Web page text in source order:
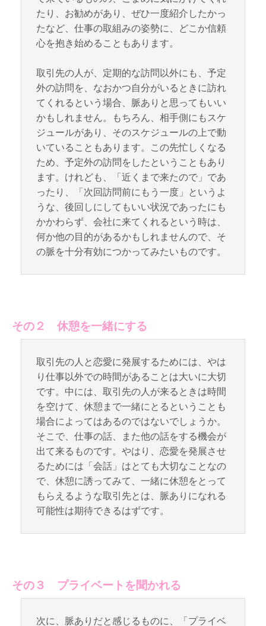
たり、お勧めがあり、ぜひ一度紹介したかっ
たなど、仕事の取組みの姿勢に、どこか信頼
心を抱き始めることもあります。
取引先の人が、定期的な訪問以外にも、予定
外の訪問を、なおかつ自分がいるときに訪れ
てくれるという場合、脈ありと思ってもいい
かもしれません。もちろん、相手側にもスケ
ジュールがあり、そのスケジュールの上で動
いていることもあります。この先忙しくなる
ため、予定外の訪問をしたということもあり
ます。けれども、「近くまで来たので」であ
ったり、「次回訪問前にもう一度」というよ
うな、後回しにしてもいい状況であったにも
かかわらず、会社に来てくれるという時は、
何か他の目的があるかもしれませんので、そ
の脈を十分有効につかってみたいものです。
その２ 休憩を一緒にする
取引先の人と恋愛に発展するためには、やは
り仕事以外での時間があることは大いに大切
です。中には、取引先の人が来るときは時間
を空けて、休憩まで一緒にとるということも
場合によってはあるのではないでしょうか。
そこで、仕事の話、また他の話をする機会が
出て来るものです。やはり、恋愛を発展させ
るためには「会話」はとても大切なことなの
で、休憩に誘ってみて、一緒に休憩をとって
もらえるような取引先とは、脈ありになれる
可能性は期待できるはずです。
その３ プライベートを聞かれる
次に、脈ありだと感じるものに、「プライベ